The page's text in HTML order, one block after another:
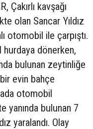
Çakırlı kavşağı
olan Sancar Yıldız
otomobil ile çarpıştı.
hurdaya dönerken,
bulunan zeytinliğe
evin bahçe
otomobil
yanında bulunan 7
yaralandı. Olay